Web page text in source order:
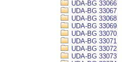
UDA-BG 33066
UDA-BG 33067
UDA-BG 33068
UDA-BG 33069
UDA-BG 33070
UDA-BG 33071
UDA-BG 33072
UDA-BG 33073